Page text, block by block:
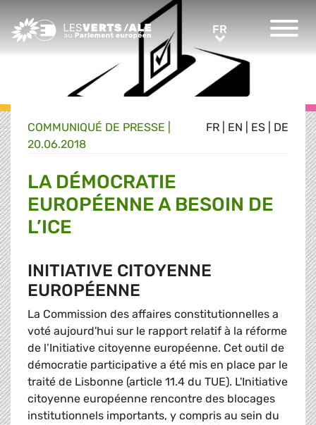
Greens/EFA Home FR
FR EN ES DE
COMMUNIQUÉ DE PRESSE
20.06.2018
LA DÉMOCRATIE
EUROPÉENNE A BESOIN DE
L’ICE
INITIATIVE CITOYENNE
EUROPÉENNE
La Commission des affaires constitutionnelles a
voté aujourd'hui sur le rapport relatif à la réforme
de l’Initiative citoyenne européenne. Cet outil de
démocratie participative a été mis en place par le
traité de Lisbonne (article 11.4 du TUE). L'Initiative
citoyenne européenne rencontre des blocages
institutionnels importants, y compris au sein du